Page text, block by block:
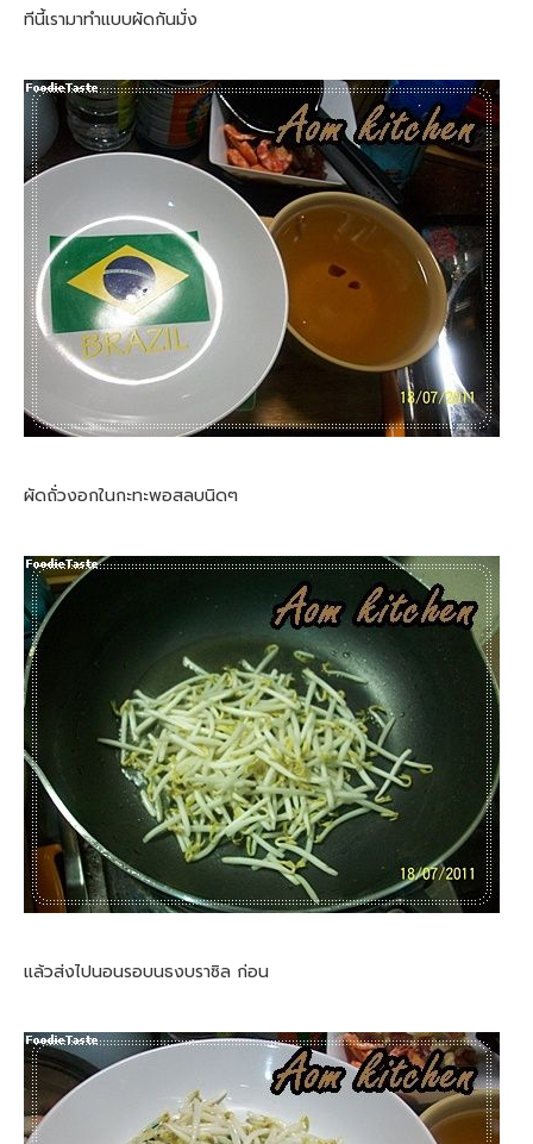
ทีนี้เรามาทำแบบผัดกันมั่ง
ผัดถั่วงอกในกะทะพอสลบนิดๆ
แล้วส่งไปนอนรอบนธงบราซิล ก่อน